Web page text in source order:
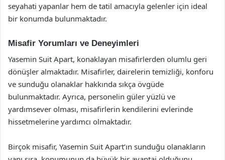
seyahati yapanlar hem de tatil amacıyla gelenler için ideal
bir konumda bulunmaktadır.
Misafir Yorumları ve Deneyimleri
Yasemin Suit Apart, konaklayan misafirlerden olumlu geri
dönüşler almaktadır. Misafirler, dairelerin temizliği, konforu
ve sunduğu olanaklar hakkında sıkça övgüde
bulunmaktadır. Ayrıca, personelin güler yüzlü ve
yardımsever olması, misafirlerin kendilerini evlerinde
hissetmelerine yardımcı olmaktadır.
Birçok misafir, Yasemin Suit Apart’ın sunduğu olanakların